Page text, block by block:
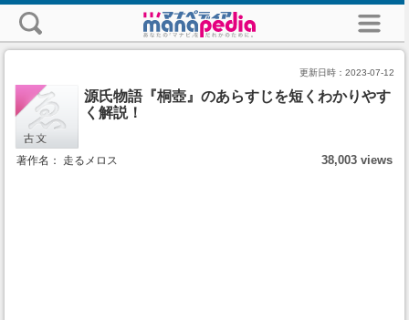
更新日時： 2023-07-12
源氏物語『桐壺』のあらすじを短くわかりやす
く解説！
著作名： 走るメロス 38,003 views